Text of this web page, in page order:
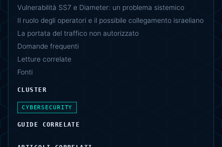
Vulnerabilità SS7 e Diameter: un problema sistemico
Il ruolo degli operatori e il possibile collegamento israeliano
La portata del traffico non autorizzato
Domande frequenti
Letture correlate
Fonti
CLUSTER
CYBERSECURITY
GUIDE CORRELATE